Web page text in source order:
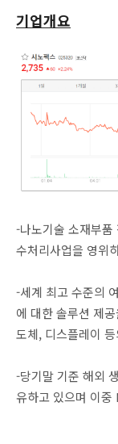
기업개요
-나노기술 소재부
수처리사업을 영위
-세계 최고 수준의
에 대한 솔루션 제
도체, 디스플레이
-당기말 기준 해외
유하고 있으며 이